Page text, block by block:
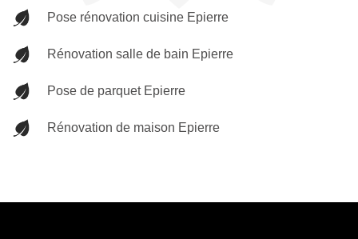
Pose rénovation cuisine Epierre
Rénovation salle de bain Epierre
Pose de parquet Epierre
Rénovation de maison Epierre